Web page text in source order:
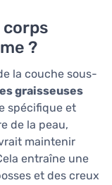
corps
?
la couche sous-
graisseuses
spécifique et
de la peau,
maintenir
entraîne une
et des creux